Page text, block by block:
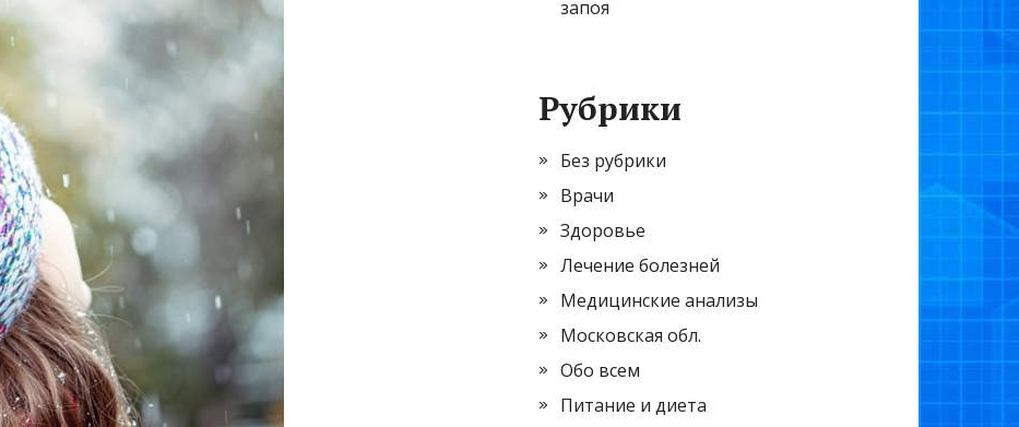
запоя
Рубрики
Без рубрики
Врачи
Здоровье
Лечение болезней
Медицинские анализы
Московская обл.
Обо всем
Питание и диета